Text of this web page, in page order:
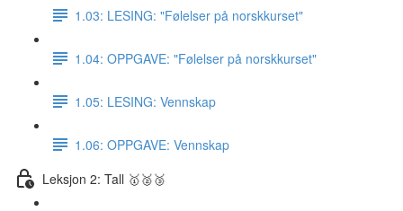
1.03: LESING: "Følelser på norskkurset"
1.04: OPPGAVE: "Følelser på norskkurset"
1.05: LESING: Vennskap
1.06: OPPGAVE: Vennskap
Leksjon 2: Tall 🥇🥈🥉